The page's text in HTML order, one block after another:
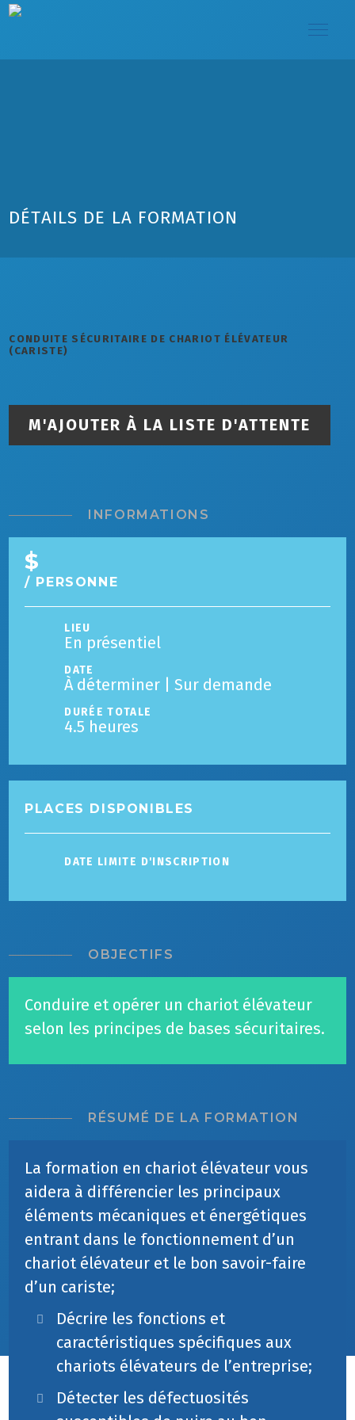
DÉTAILS DE LA FORMATION
INFORMATIONS
$
/ PERSONNE
LIEU
En présentiel
DATE
À déterminer | Sur demande
DURÉE TOTALE
4.5 heures
PLACES DISPONIBLES
DATE LIMITE D'INSCRIPTION
OBJECTIFS
Conduire et opérer un chariot élévateur
selon les principes de bases sécuritaires.
RÉSUMÉ DE LA FORMATION
La formation en chariot élévateur vous
aidera à différencier les principaux
éléments mécaniques et énergétiques
entrant dans le fonctionnement d’un
chariot élévateur et le bon savoir-faire
d’un cariste;
Décrire les fonctions et
caractéristiques spécifiques aux
chariots élévateurs de l’entreprise;
Détecter les défectuosités
CONDUITE SÉCURITAIRE DE CHARIOT ÉLÉVATEUR
(CARISTE)
M'AJOUTER À LA LISTE D'ATTENTE